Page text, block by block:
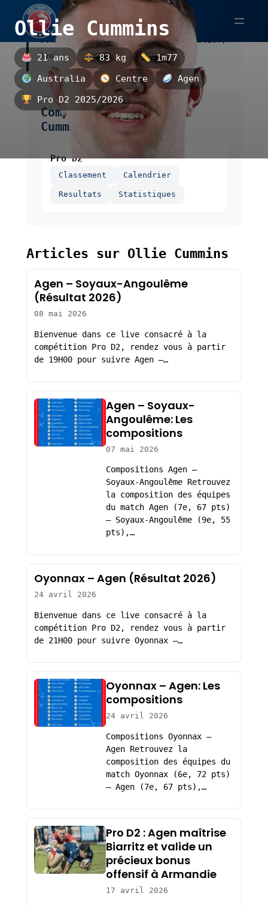
Aller
contenu
Ollie Cummins
21 ans 83 kg
1m77
Australia
Centre
Agen
Pro D2 2025/2026
Ollie Cummins est un centre australien,
évoluant à Agen.
Compétitions de Ollie
Cummins
Pro D2
Classement Calendrier
Resultats Statistiques
Articles sur Ollie Cummins
Agen – Soyaux-Angoulême
(Résultat 2026)
08 mai 2026
Bienvenue dans ce live consacré à la
compétition Pro D2, rendez vous à partir
de 19H00 pour suivre Agen –…
Agen – Soyaux-
Angoulême: Les
compositions
07 mai 2026
Compositions Agen –
Soyaux-Angoulême Retrouvez
la composition des équipes
du match Agen (7e, 67 pts)
– Soyaux-Angoulême (9e, 55
pts),…
Oyonnax – Agen (Résultat 2026)
24 avril 2026
Bienvenue dans ce live consacré à la
compétition Pro D2, rendez vous à partir
de 21H00 pour suivre Oyonnax –…
Oyonnax – Agen: Les
compositions
24 avril 2026
Compositions Oyonnax –
Agen Retrouvez la
composition des équipes du
match Oyonnax (6e, 72 pts)
– Agen (7e, 67 pts),…
Pro D2 : Agen maîtrise
Biarritz et valide un
précieux bonus
offensif à Armandie
17 avril 2026